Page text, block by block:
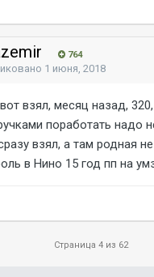
764
1 июня, 2018
взял, месяц назад,
поработать надо
взял, а там родная
в Нино 15 год пп на
Страница 4 из 62